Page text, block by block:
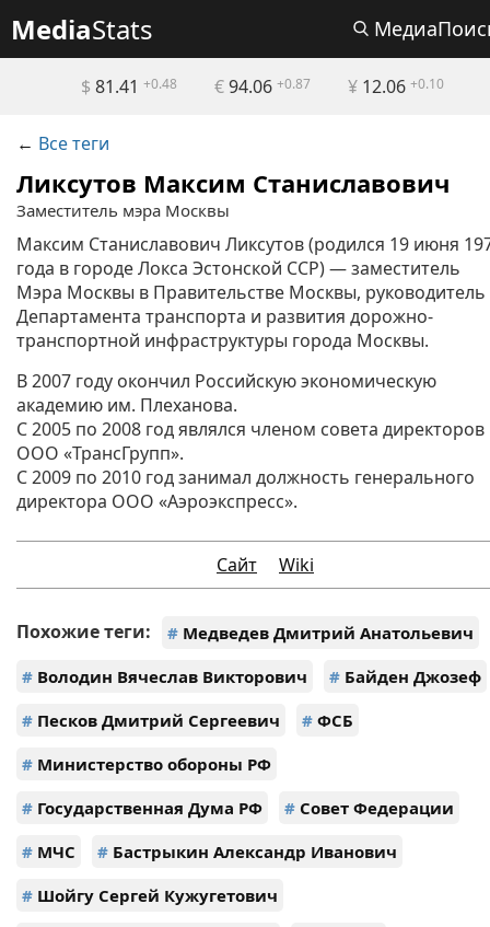
MediaStats
$ 81.41 +0.48 €94.06 +0.87 ¥ 12.06 +0.10
← Все теги
Ликсутов Максим Станиславович
Заместитель мэра Москвы
Максим Станиславович Ликсутов (родился 19 июня
года в городе Локса Эстонской ССР) — заместитель
Мэра Москвы в Правительстве Москвы, руководитель
Департамента транспорта и развития дорожно-
транспортной инфраструктуры города Москвы.
В 2007 году окончил Российскую экономическую
академию им. Плеханова.
С 2005 по 2008 год являлся членом совета директоров
ООО «ТрансГрупп».
С 2009 по 2010 год занимал должность генерального
директора ООО «Аэроэкспресс».
Сайт Wiki
Похожие теги: # Медведев Дмитрий Анатольевич
# Володин Вячеслав Викторович # Байден Джозеф
# Песков Дмитрий Сергеевич # ФСБ
# Министерство обороны РФ
# Государственная Дума РФ # Совет Федерации
# МЧС # Бастрыкин Александр Иванович
# Шойгу Сергей Кужугетович